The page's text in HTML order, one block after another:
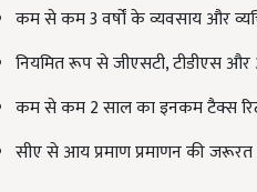
कम से कम 3 वर्षों के व्यवसाय और
नियमित रूप से जीएसटी, टीडीएस
कम से कम 2 साल का इनकम टैक्स
सीए से आय प्रमाण प्रमाणन की जरूरत